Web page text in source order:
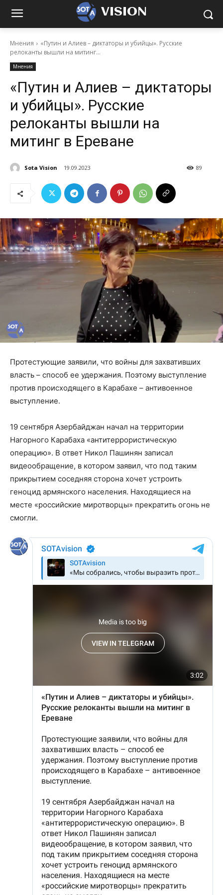
VISION
Мнения
«Путин и Алиев – диктаторы и убийцы». Русские
релоканты вышли на митинг...
Мнения
«Путин и Алиев – диктаторы
и убийцы». Русские
релоканты вышли на
митинг в Ереване
Sota Vision 19.09.2023 89
Протестующие заявили, что войны для захвативших
власть – способ ее удержания. Поэтому выступление
против происходящего в Карабахе – антивоенное
выступление.
19 сентября Азербайджан начал на территории
Нагорного Карабаха «антитеррористическую
операцию». В ответ Никол Пашинян записал
видеообращение, в котором заявил, что под таким
прикрытием соседняя сторона хочет устроить
геноцид армянского населения. Находящиеся на
месте «российские миротворцы» прекратить огонь не
смогли.